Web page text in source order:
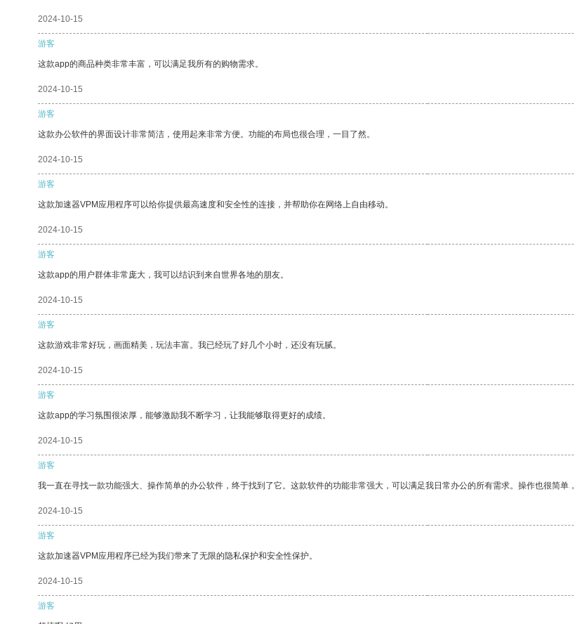
2024-10-15
游客
这款app的商品种类非常丰富，可以满足我所有的购物需求。
2024-10-15
游客
这款办公软件的界面设计非常简洁，使用起来非常方便。功能的布局也很合理，一目了然。
2024-10-15
游客
这款加速器VPM应用程序可以给你提供最高速度和安全性的连接，并帮助你在网络上自由移动。
2024-10-15
游客
这款app的用户群体非常庞大，我可以结识到来自世界各地的朋友。
2024-10-15
游客
这款游戏非常好玩，画面精美，玩法丰富。我已经玩了好几个小时，还没有玩腻。
2024-10-15
游客
这款app的学习氛围很浓厚，能够激励我不断学习，让我能够取得更好的成绩。
2024-10-15
游客
我一直在寻找一款功能强大、操作简单的办公软件，终于找到了它。这款软件的功能非常强大，可以满足我日常办公的所有需求。操作也很简单
2024-10-15
游客
这款加速器VPM应用程序已经为我们带来了无限的隐私保护和安全性保护。
2024-10-15
游客